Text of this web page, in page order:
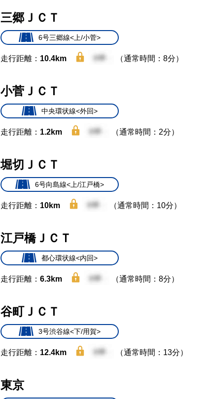
三郷ＪＣＴ
6号三郷線<上/小菅>
走行距離： 10.4km （通常時間：8分）
小菅ＪＣＴ
中央環状線<外回>
走行距離： 1.2km （通常時間：2分）
堀切ＪＣＴ
6号向島線<上/江戸橋>
走行距離： 10km （通常時間：10分）
江戸橋ＪＣＴ
都心環状線<内回>
走行距離： 6.3km （通常時間：8分）
谷町ＪＣＴ
3号渋谷線<下/用賀>
走行距離： 12.4km （通常時間：13分）
東京